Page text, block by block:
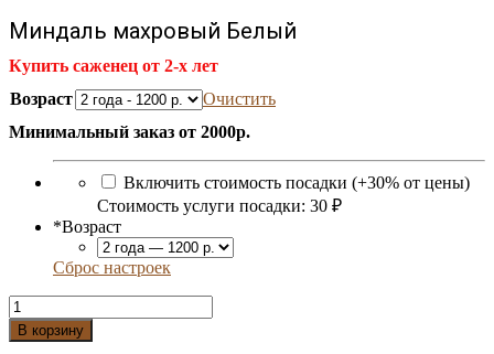
Миндаль махровый Белый
Купить саженец от 2-х лет
Возраст
Очистить
Минимальный заказ от 2000р.
Включить стоимость посадки (+30% от цены)
Стоимость услуги посадки: 30 ₽
*Возраст
Сброс настроек
Количество
Миндаль
махровый
В корзину